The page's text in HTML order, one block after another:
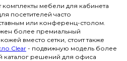
мебели для кабинета
посетителей часто
или конференц-столом.
более премиальный
вместо сетки, стоит также
Clear- подвижную модель более
каталог решений для офиса